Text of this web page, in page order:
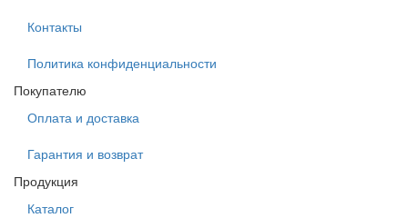
Контакты
Политика конфиденциальности
Покупателю
Оплата и доставка
Гарантия и возврат
Продукция
Каталог